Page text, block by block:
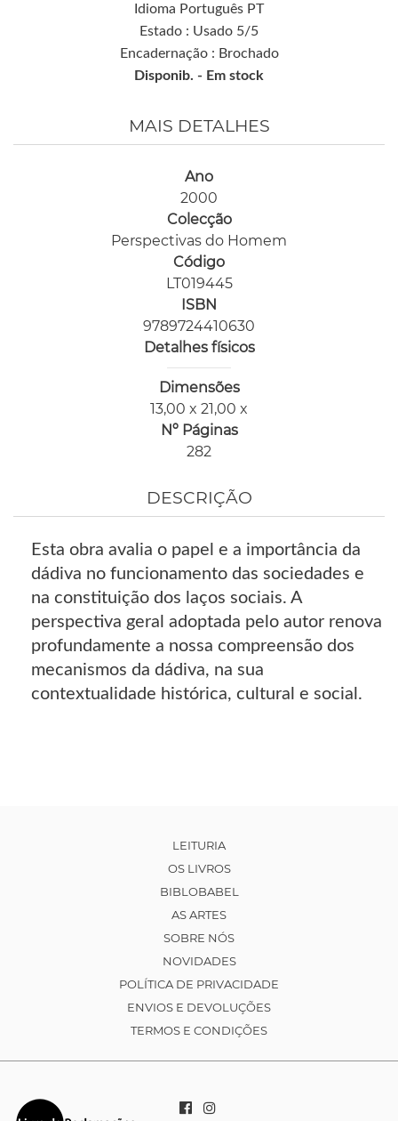
Idioma Português PT
Estado : Usado 5/5
Encadernação : Brochado
Disponib. - Em stock
MAIS DETALHES
Ano
2000
Colecção
Perspectivas do Homem
Código
LT019445
ISBN
9789724410630
Detalhes físicos
Dimensões
13,00 x 21,00 x
Nº Páginas
282
DESCRIÇÃO
Esta obra avalia o papel e a importância da
dádiva no funcionamento das sociedades e
na constituição dos laços sociais. A
perspectiva geral adoptada pelo autor renova
profundamente a nossa compreensão dos
mecanismos da dádiva, na sua
contextualidade histórica, cultural e social.
LEITURIA
OS LIVROS
BIBLOBABEL
AS ARTES
SOBRE NÓS
NOVIDADES
POLÍTICA DE PRIVACIDADE
ENVIOS E DEVOLUÇÕES
TERMOS E CONDIÇÕES